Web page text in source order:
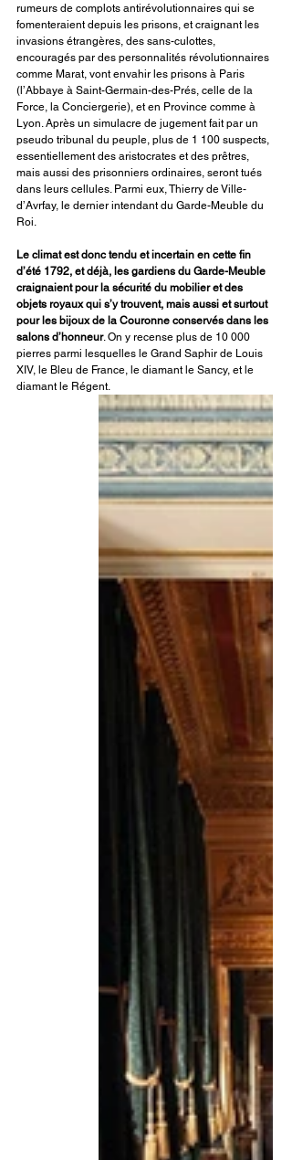
rumeurs de complots antirévolutionnaires qui se
fomenteraient depuis les prisons, et craignant les
invasions étrangères, des sans-culottes,
encouragés par des personnalités révolutionnaires
comme Marat, vont envahir les prisons à Paris
(l’Abbaye à Saint-Germain-des-Prés, celle de la
Force, la Conciergerie), et en Province comme à
Lyon. Après un simulacre de jugement fait par un
pseudo tribunal du peuple, plus de 1 100 suspects,
essentiellement des aristocrates et des prêtres,
mais aussi des prisonniers ordinaires, seront tués
dans leurs cellules. Parmi eux, Thierry de Ville-
d’Avrfay, le dernier intendant du Garde-Meuble du
Roi.
Le climat est donc tendu et incertain en cette fin
d’été 1792, et déjà, les gardiens du Garde-Meuble
craignaient pour la sécurité du mobilier et des
objets royaux qui s’y trouvent, mais aussi et surtout
pour les bijoux de la Couronne conservés dans les
salons d’honneur. On y recense plus de 10 000
pierres parmi lesquelles le Grand Saphir de Louis
XIV, le Bleu de France, le diamant le Sancy, et le
diamant le Régent.